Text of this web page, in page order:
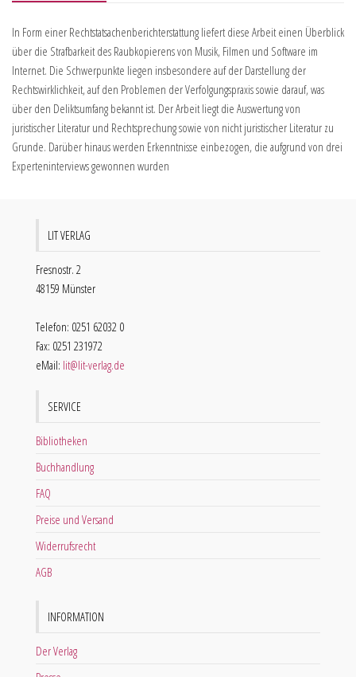
In Form einer Rechtstatsachenberichterstattung liefert diese Arbeit einen Überblick
über die Strafbarkeit des Raubkopierens von Musik, Filmen und Software im
Internet. Die Schwerpunkte liegen insbesondere auf der Darstellung der
Rechtswirklichkeit, auf den Problemen der Verfolgungspraxis sowie darauf, was
über den Deliktsumfang bekannt ist. Der Arbeit liegt die Auswertung von
juristischer Literatur und Rechtsprechung sowie von nicht juristischer Literatur zu
Grunde. Darüber hinaus werden Erkenntnisse einbezogen, die aufgrund von drei
Experteninterviews gewonnen wurden
LIT VERLAG
Fresnostr. 2
48159 Münster
Telefon: 0251 62032 0
Fax: 0251 231972
eMail: lit@lit-verlag.de
SERVICE
Bibliotheken
Buchhandlung
FAQ
Preise und Versand
Widerrufsrecht
AGB
INFORMATION
Der Verlag